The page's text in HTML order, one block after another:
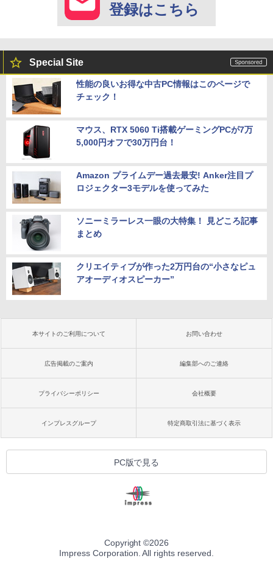
登録はこちら
Special Site
性能の良いお得な中古PC情報はこのページで
チェック！
マウス、RTX 5060 Ti搭載ゲーミングPCが7万
5,000円オフで30万円台！
Amazon プライムデー過去最安! Anker注目プ
ロジェクター3モデルを使ってみた
ソニーミラーレス一眼の大特集！ 見どころ記事
まとめ
クリエイティブが作った2万円台の“小さなピュ
アオーディオスピーカー”
本サイトのご利用について お問い合わせ
広告掲載のご案内 編集部へのご連絡
プライバシーポリシー 会社概要
インプレスグループ 特定商取引法に基づく表示
PC版で見る
Copyright ©2026
Impress Corporation. All rights reserved.